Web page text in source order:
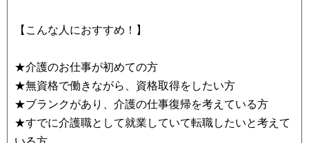
【こんな人におすすめ！】
★介護のお仕事が初めての方
★無資格で働きながら、資格取得をしたい方
★ブランクがあり、介護の仕事復帰を考えている方
★すでに介護職として就業していて転職したいと考えて